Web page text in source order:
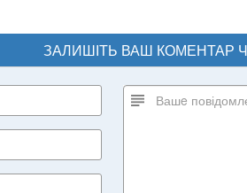
ЗАЛИШІТЬ ВАШ КОМЕНТАР